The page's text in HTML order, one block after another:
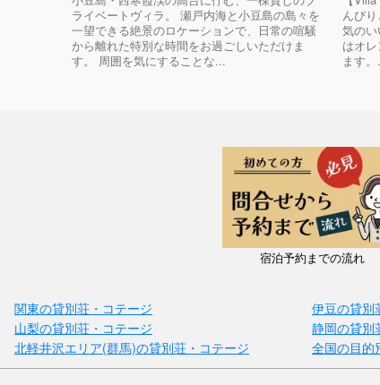
ライベートヴィラ。 瀬戸内海と小豆島の島々を
一望できる絶景のロケーションで、日常の喧騒
から離れた特別な時間をお過ごしいただけま
す。 周囲を気にすることな...
んび
気の
はオ
ます
宿泊予約までの流れ
関東の貸別荘・コテージ 伊豆の貸別
山梨の貸別荘・コテージ
静岡の貸別
北軽井沢エリア(群馬)の貸別荘・コテージ
全国の目的